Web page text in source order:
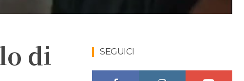
di
SEGUICI